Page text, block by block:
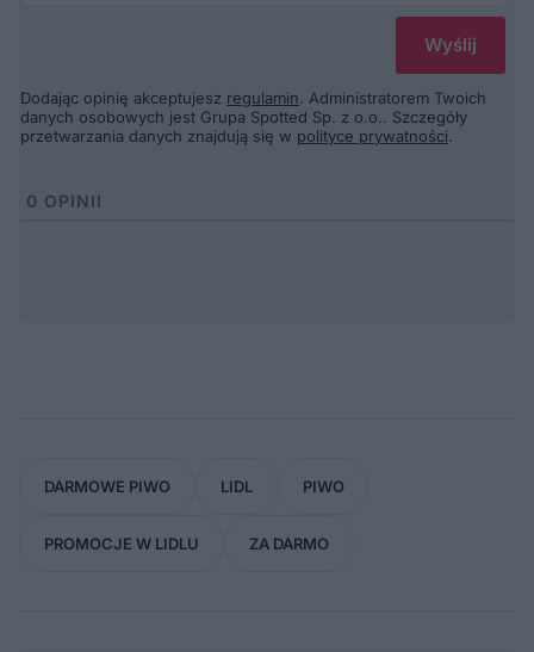
Dodając opinię akceptujesz regulamin. Administratorem Twoich
danych osobowych jest Grupa Spotted Sp. z o.o.. Szczegóły
przetwarzania danych znajdują się w polityce prywatności.
0 OPINII
DARMOWE PIWO LIDL PIWO
PROMOCJE W LIDLU ZA DARMO